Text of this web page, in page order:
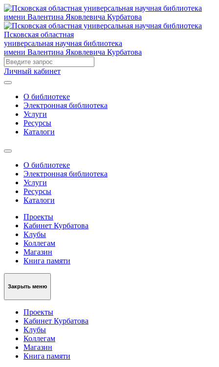
Псковская областная
универсальная научная библиотека
имени Валентина Яковлевича Курбатова
Личный кабинет
О библиотеке
Электронная библиотека
Услуги
Ресурсы
Каталоги
О библиотеке
Электронная библиотека
Услуги
Ресурсы
Каталоги
Проекты
Кабинет Курбатова
Клубы
Коллегам
Магазин
Книга памяти
Закрыть меню
Проекты
Кабинет Курбатова
Клубы
Коллегам
Магазин
Книга памяти